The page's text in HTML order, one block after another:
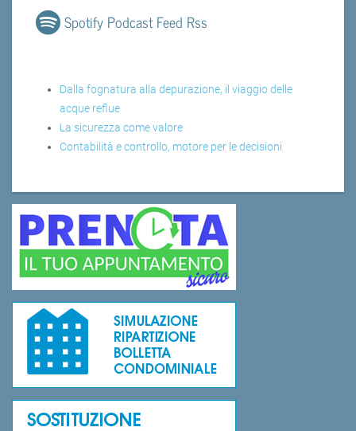
Spotify Podcast Feed Rss
Dalla fognatura alla depurazione, il viaggio delle
acque reflue
La sicurezza come valore
Contabilità e controllo, motore per le decisioni